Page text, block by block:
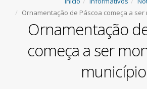
Ornamentação de Páscoa começa a
Ornamentação
começa a ser
município